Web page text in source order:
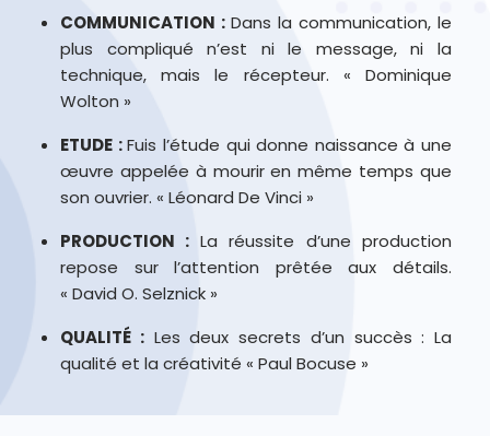
COMMUNICATION : Dans la communication, le
plus compliqué n’est ni le message, ni la
technique, mais le récepteur. « Dominique
Wolton »
ETUDE :Fuis l’étude qui donne naissance à une
œuvre appelée à mourir en même temps que
son ouvrier. « Léonard De Vinci »
PRODUCTION : La réussite d’une production
repose sur l’attention prêtée aux détails.
« David O. Selznick »
QUALITÉ :Les deux secrets d’un succès : La
qualité et la créativité « Paul Bocuse »